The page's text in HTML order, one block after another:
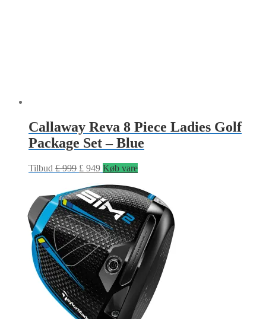
Callaway Reva 8 Piece Ladies Golf
Package Set – Blue
Tilbud £999 £ 949 Køb vare